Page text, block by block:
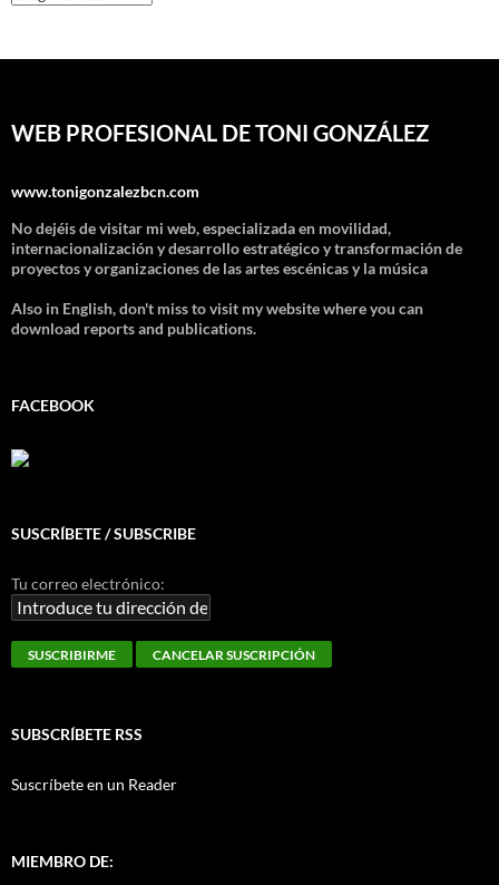
WEB PROFESIONAL DE TONI GONZÁLEZ
www.tonigonzalezbcn.com
No dejéis de visitar mi web, especializada en movilidad,
internacionalización y desarrollo estratégico y transformación de
proyectos y organizaciones de las artes escénicas y la música
Also in English, don't miss to visit my website where you can
download reports and publications.
FACEBOOK
SUSCRÍBETE / SUBSCRIBE
Tu correo electrónico:
SUBSCRÍBETE RSS
Suscríbete en un Reader
MIEMBRO DE: